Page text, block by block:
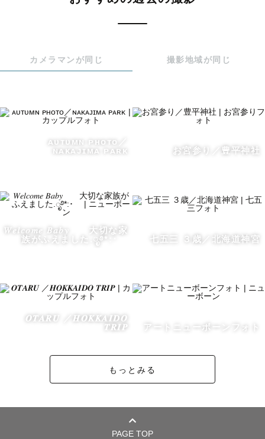
1991年生まれの34歳。
数多くのご家族を撮影する中で、「自然な笑顔を引き出す
こと」「お子さまが安心できる雰囲気をつくること」に自
信があります。
・北海道内旅行🚗とお寿司🍣めぐり
・美味しいごはん屋さんや日本酒探し
・季節ごとの景色を見に出かけること
その経験から、撮影の合間におすすめスポットや美味しい
をちょっと特別に楽しむ工夫をしたり。
普段の暮らしの中にある小さな幸せを見つけるのが得意で
だからこそ撮影でも「なんでもない日常を特別な一枚に」
することを大切にしています。
カメラマンが同じ 撮影地域が同じ
ᴀᴜᴛᴜᴍɴ ᴘʜᴏᴛᴏ／
ɴᴀᴋᴀᴊɪᴍᴀ ᴘᴀʀᴋ
お宮参り／豊平神社
𝑊𝑒𝑙𝑐𝑜𝑚𝑒 𝐵𝑎𝑏𝑦 大切な家
族がふえました.ೃ࿔*:･
七五三 ３歳／北海道神宮
𝑶𝑻𝑨𝑹𝑼 ／𝑯𝑶𝑲𝑲𝑨𝑰𝑫𝑶
𝑻𝑹𝑰𝑷
アートニューボーンフォト
もっとみる
PAGE TOP